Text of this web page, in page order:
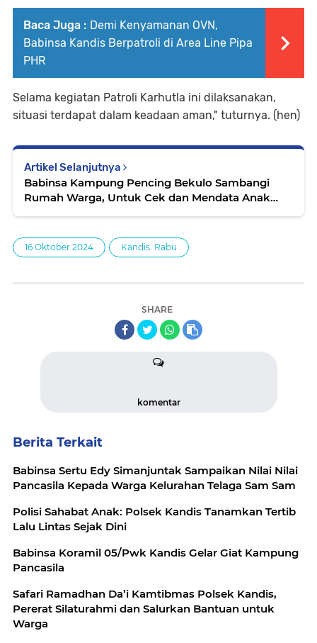
Baca Juga : Demi Kenyamanan OVN,
Babinsa Kandis Berpatroli di Area Line Pipa
PHR
Selama kegiatan Patroli Karhutla ini dilaksanakan,
situasi terdapat dalam keadaan aman," tuturnya. (hen)
Artikel Selanjutnya
Babinsa Kampung Pencing Bekulo Sambangi
Rumah Warga, Untuk Cek dan Mendata Anak
16 Oktober 2024 Kandis. Rabu
SHARE
komentar
Berita Terkait
Babinsa Sertu Edy Simanjuntak Sampaikan Nilai Nilai
Pancasila Kepada Warga Kelurahan Telaga Sam Sam
Polisi Sahabat Anak: Polsek Kandis Tanamkan Tertib
Lalu Lintas Sejak Dini
Babinsa Koramil 05/Pwk Kandis Gelar Giat Kampung
Pancasila
Safari Ramadhan Da’i Kamtibmas Polsek Kandis,
Pererat Silaturahmi dan Salurkan Bantuan untuk
Warga